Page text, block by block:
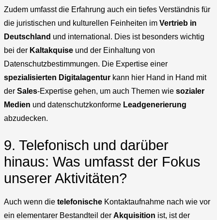
Zudem umfasst die Erfahrung auch ein tiefes Verständnis für
die juristischen und kulturellen Feinheiten im Vertrieb in
Deutschland und international. Dies ist besonders wichtig
bei der Kaltakquise und der Einhaltung von
Datenschutzbestimmungen. Die Expertise einer
spezialisierten Digitalagentur kann hier Hand in Hand mit
der Sales-Expertise gehen, um auch Themen wie sozialer
Medien und datenschutzkonforme Leadgenerierung
abzudecken.
9. Telefonisch und darüber
hinaus: Was umfasst der Fokus
unserer Aktivitäten?
Auch wenn die telefonische Kontaktaufnahme nach wie vor
ein elementarer Bestandteil der Akquisition ist, ist der